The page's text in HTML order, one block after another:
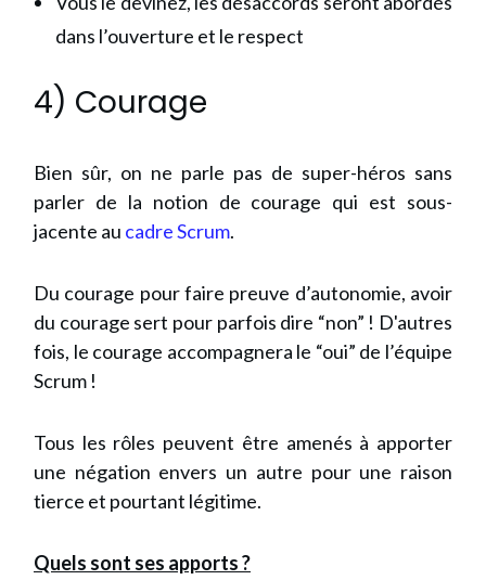
dans l’ouverture et le respect
4) Courage
Bien sûr, on ne parle pas de super-héros sans
parler de la notion de courage qui est sous-
jacente au cadre Scrum.
Du courage pour faire preuve d’autonomie, avoir
du courage sert pour parfois dire “non” ! D'autres
fois, le courage accompagnera le “oui” de l’équipe
Scrum !
Tous les rôles peuvent être amenés à apporter
une négation envers un autre pour une raison
tierce et pourtant légitime.
Quels sont ses apports ?